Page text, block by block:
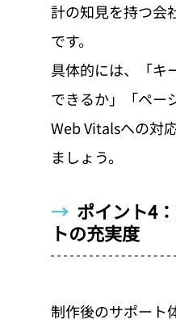
計の知見を持つ会
です。
具体的には、「キ
できるか」「ペー
Web Vitalsへの対
ましょう。
→ ポイント4
トの充実度
制作後のサポート